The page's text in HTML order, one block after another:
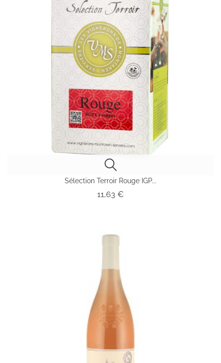
Sélection Terroir Rouge IGP...
11,63 €